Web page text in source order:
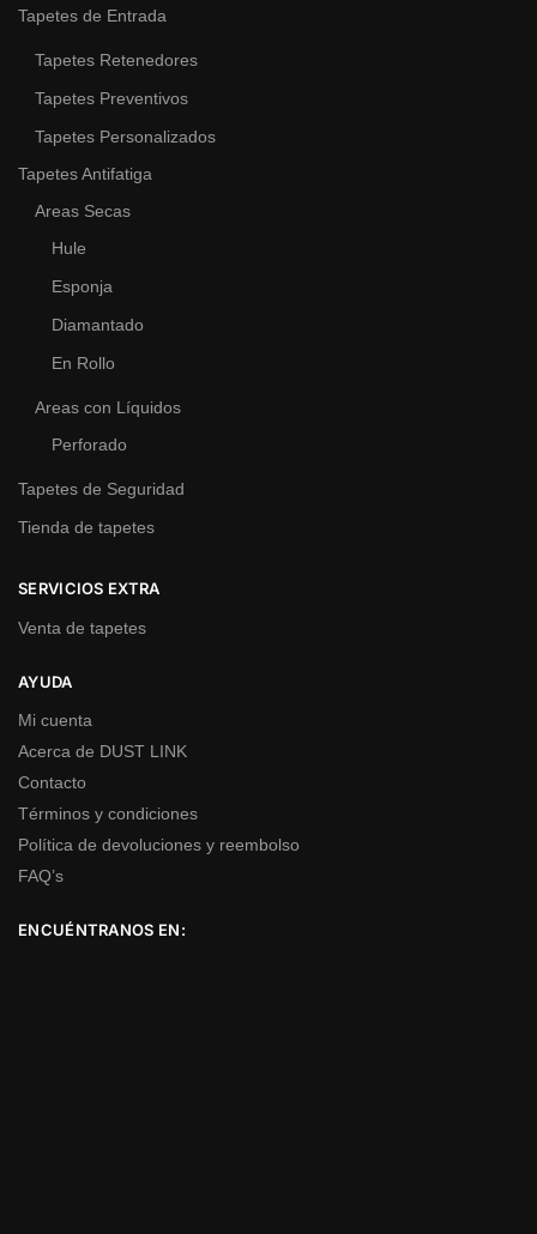
Tapetes de Entrada
Tapetes Retenedores
Tapetes Preventivos
Tapetes Personalizados
Tapetes Antifatiga
Areas Secas
Hule
Esponja
Diamantado
En Rollo
Areas con Líquidos
Perforado
Tapetes de Seguridad
Tienda de tapetes
SERVICIOS EXTRA
Venta de tapetes
AYUDA
Mi cuenta
Acerca de DUST LINK
Contacto
Términos y condiciones
Política de devoluciones y reembolso
FAQ’s
ENCUÉNTRANOS EN: